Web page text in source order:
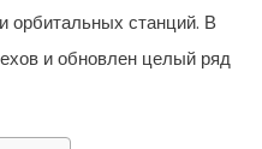
орбитальных станций. В
и обновлен целый ряд